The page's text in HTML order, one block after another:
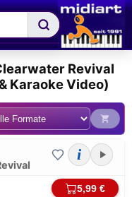
Revival
Karaoke Video)
i
5,99 €